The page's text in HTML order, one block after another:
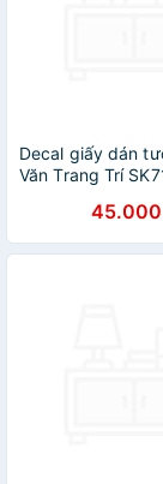
Decal giấy dán
Văn Trang Trí